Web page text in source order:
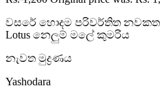
වසරේ හොදම පරිවර්තිත
Lotus නෙලුම් මලේ කුමරිය
නැවත මුද්‍රණය
Yashodara